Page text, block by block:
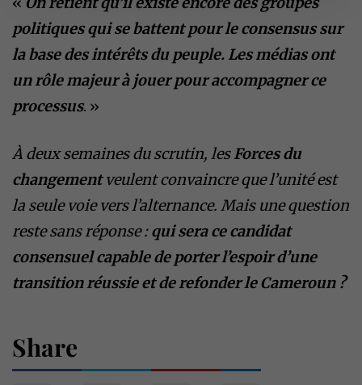
politiques qui se battent pour le consensus sur
la base des intérêts du peuple. Les médias ont
un rôle majeur à jouer pour accompagner ce
processus. »
À deux semaines du scrutin, lesForces du
changementveulent convaincre que l’unité est
la seule voie vers l’alternance. Mais une question
reste sans réponse :qui sera ce candidat
consensuel capable de porter l’espoir d’une
transition réussie et de refonder le Cameroun ?
Share